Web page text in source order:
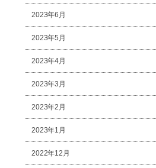
2023年6月
2023年5月
2023年4月
2023年3月
2023年2月
2023年1月
2022年12月